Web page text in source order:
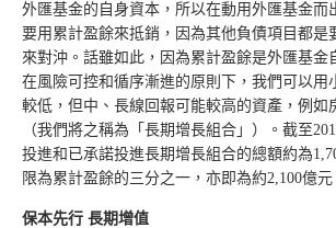
外匯基金的自身資本，所以在動用外匯基金而
要用累計盈餘來抵銷，因為其他負債項目都是
來對沖。話雖如此，因為累計盈餘是外匯基金
在風險可控和循序漸進的原則下，我們可以用
較低，但中、長線回報可能較高的資產，例如
（我們將之稱為「長期增長組合」）。截至
投進和已承諾投進長期增長組合的總額約為
限為累計盈餘的三分之一，亦即為約2,100億元
保本先行 長期增值